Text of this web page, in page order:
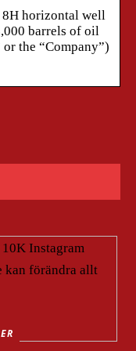
horizontal well
barrels of oil
the “Company”)